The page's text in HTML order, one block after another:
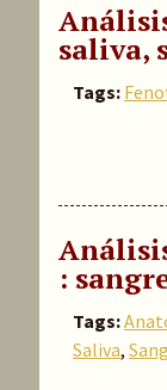
saliva,
Tags:
:
Tags:
Saliva,